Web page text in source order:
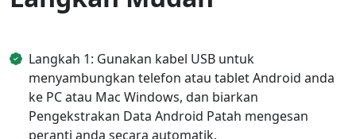
Langkah 1: Gunakan kabel USB untuk
menyambungkan telefon atau tablet Android anda
ke PC atau Mac Windows, dan biarkan
Pengekstrakan Data Android Patah mengesan
peranti anda secara automatik.